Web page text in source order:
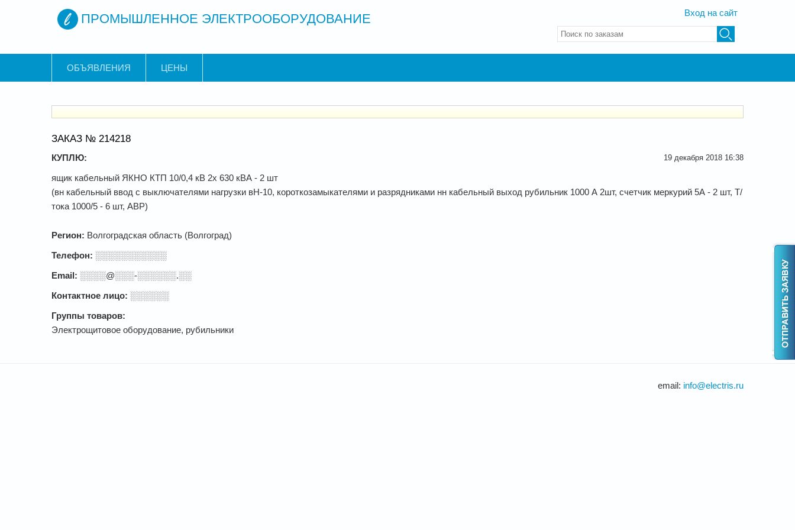
ПРОМЫШЛЕННОЕ ЭЛЕКТРООБОРУДОВАНИЕ Вход на сайт
Введите ключевые слова для поиска
ОБЪЯВЛЕНИЯ ЦЕНЫ
ЗАКАЗ № 214218
19 декабря 2018 16:38
КУПЛЮ:
ящик кабельный ЯКНО КТП 10/0,4 кВ 2х 630 кВА - 2 шт
(вн кабельный ввод с выключателями нагрузки вН-10, короткозамыкателями и разрядниками нн кабельный выход рубильник 1000 А 2шт, счетчик меркурий 5А - 2 шт, Т/
тока 1000/5 - 6 шт, АВР)
Регион: Волгоградская область (Волгоград)
Телефон: ░░░░░░░░░░░
Email: ░░░░@░░░-░░░░░░.░░
Контактное лицо: ░░░░░░
Группы товаров:
Электрощитовое оборудование, рубильники
email: info@electris.ru